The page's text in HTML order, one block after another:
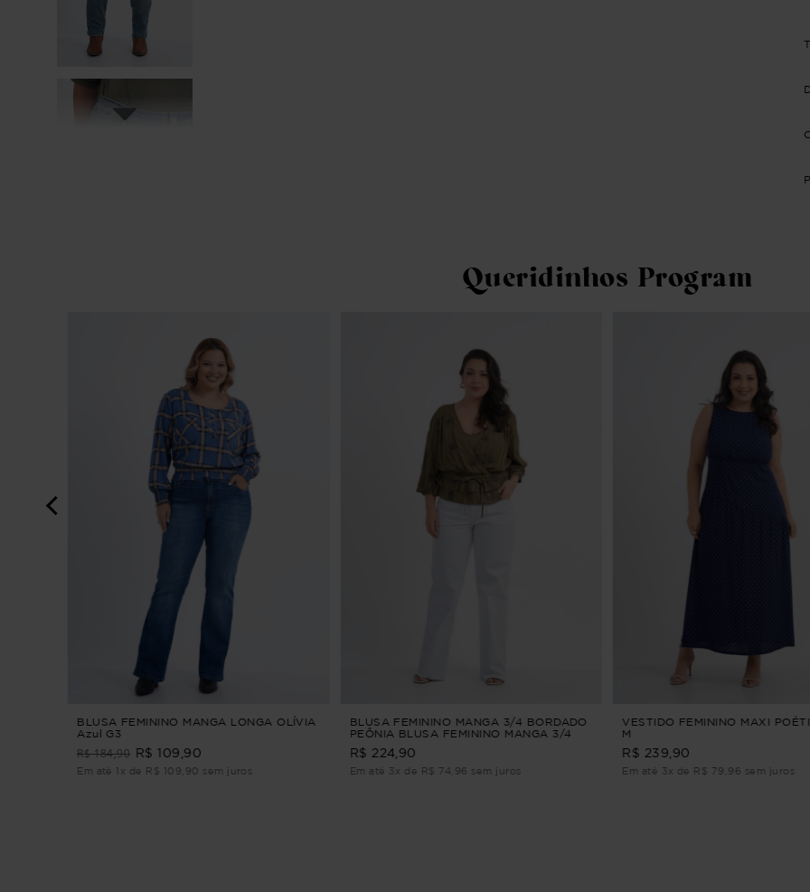
Queridinhos Program
BLUSA FEMININO MANGA LONGA OLÍVIA
Azul G3
R$ 184,90 R$ 109,90
Em até 1x de R$ 109,90 sem juros
BLUSA FEMININO MANGA 3/4 BORDADO
PEÔNIA BLUSA FEMININO MANGA 3/4
BORDADO Verde G2
R$ 224,90
Em até 3x de R$ 74,96 sem juros
VESTIDO FEMININO MAXI
M
R$ 239,90
Em até 3x de R$ 79,96 sem juros